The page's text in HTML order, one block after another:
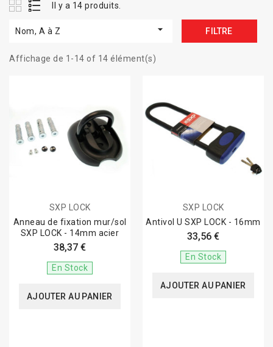
Il y a 14 produits.
Nom, A à Z  FILTRE
Affichage de 1-14 of 14 élément(s)
SXP LOCK
Anneau de fixation mur/sol
SXP LOCK - 14mm acier
38,37 €
En Stock
AJOUTER AU PANIER
SXP LOCK
Antivol U SXP LOCK - 16mm
33,56 €
En Stock
AJOUTER AU PANIER